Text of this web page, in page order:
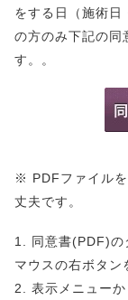
をする日（施術日
の方のみ下記の同
す。。
※ PDFファイル
丈夫です。
1. 同意書(PDF)の
マウスの右ボタン
2. 表示メニュー